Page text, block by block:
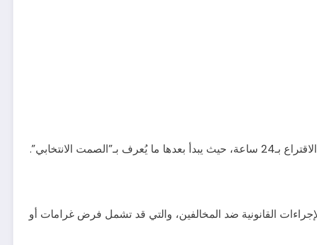
الانتخابي”.
القانونية ضد المخالفين، والتي قد تشمل فرض غرامات أو